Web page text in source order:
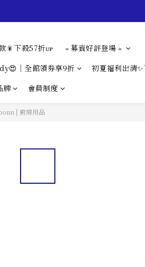
🎇下殺57折ᴜᴘ
﹦募資好評登場﹦
｜全館領券享9折
初夏福利出清
牌 會員制度
| 廚房用品